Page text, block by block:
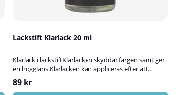
Lackstift Klarlack 20 ml
Klarlack i lackstiftKlarlacken skyddar färgen samt ger
en högglans.Klarlacken kan appliceras efter att
tidigare färgskikt torkat ca 60 minuter.Vi
rekommenderar att klarlacken torkar minst 24
89 kr